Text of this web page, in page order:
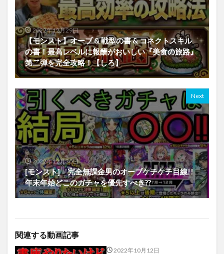
2022年12月29日
【モンスト】オーブ & 戦型の書 & コネクトスキル
の書！最高レベルに報酬がおいしい『美食の旅路』
第二弾を完全攻略！【しろ】
Next
2022年12月30日
[モンスト] 完全無課金男のオーブケチケチ目線!!
年末年始どこのガチャを優先すべき??
関連する動画記事
2022年10月12日